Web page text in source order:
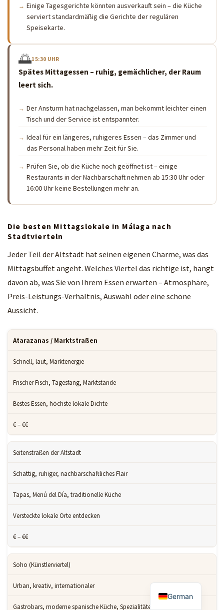
Einige Tagesgerichte könnten ausverkauft sein – die Küche
serviert standardmäßig die Gerichte der regulären
Speisekarte.
🌅15:30 UHR
Spätes Mittagessen – ruhig, gemächlicher, der Raum
leert sich.
Der Ansturm hat nachgelassen, man bekommt leichter einen
Tisch und der Service ist entspannter.
Ideal für ein längeres, ruhigeres Essen – das Zimmer und
das Personal haben mehr Zeit für Sie.
Prüfen Sie, ob die Küche noch geöffnet ist – einige
Restaurants in der Nachbarschaft nehmen ab 15:30 Uhr oder
16:00 Uhr keine Bestellungen mehr an.
Die besten Mittagslokale in Málaga nach
Stadtvierteln
Jeder Teil der Altstadt hat seinen eigenen Charme, was das
Mittagsbuffet angeht. Welches Viertel das richtige ist, hängt
davon ab, was Sie von Ihrem Essen erwarten – Atmosphäre,
Preis-Leistungs-Verhältnis, Auswahl oder eine schöne
Aussicht.
Atarazanas / Marktstraßen
Schnell, laut, Marktenergie
Frischer Fisch, Tagesfang, Marktstände
Bestes Essen, höchste lokale Dichte
€ – €€
Seitenstraßen der Altstadt
Schattig, ruhiger, nachbarschaftliches Flair
Tapas, Menú del Día, traditionelle Küche
Versteckte lokale Orte entdecken
€ – €€
Soho (Künstlerviertel)
Urban, kreativ, internationaler
Gastrobars, moderne spanische Küche, Spezialitätenkaffee
German